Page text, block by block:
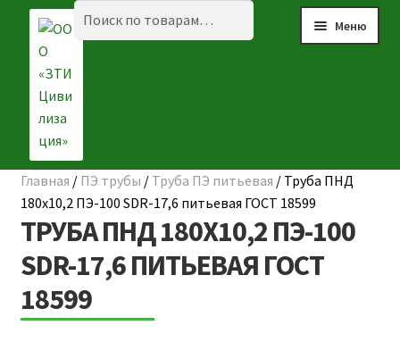
Перейти
навигации
Перейти
содержимому
Искать:
Поиск
Меню
☰ КАТАЛОГ
ГЛАВНАЯ
О КОМПАНИИ
НАШИ ОБЪЕКТЫ
Главная / ПЭ трубы / Труба ПЭ питьевая / Труба ПНД
180х10,2 ПЭ-100 SDR-17,6 питьевая ГОСТ 18599
ТРУБА ПНД 180Х10,2 ПЭ-100
SDR-17,6 ПИТЬЕВАЯ ГОСТ
18599